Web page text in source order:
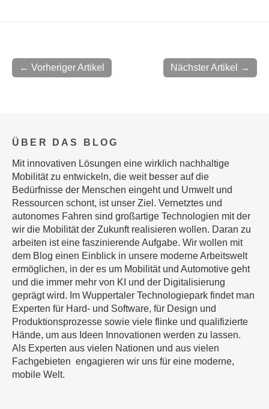
Nächster Artikel →
← Vorheriger Artikel
ÜBER DAS BLOG
Mit innovativen Lösungen eine wirklich nachhaltige
Mobilität zu entwickeln, die weit besser auf die
Bedürfnisse der Menschen eingeht und Umwelt und
Ressourcen schont, ist unser Ziel. Vernetztes und
autonomes Fahren sind großartige Technologien mit der
wir die Mobilität der Zukunft realisieren wollen. Daran zu
arbeiten ist eine faszinierende Aufgabe. Wir wollen mit
dem Blog einen Einblick in unsere moderne Arbeitswelt
ermöglichen, in der es um Mobilität und Automotive geht
und die immer mehr von KI und der Digitalisierung
geprägt wird. Im Wuppertaler Technologiepark findet man
Experten für Hard- und Software, für Design und
Produktionsprozesse sowie viele flinke und qualifizierte
Hände, um aus Ideen Innovationen werden zu lassen.
Als Experten aus vielen Nationen und aus vielen
Fachgebieten engagieren wir uns für eine moderne,
mobile Welt.